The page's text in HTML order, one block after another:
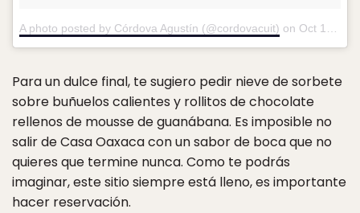
A photo posted by Córdova Agustín (@cordovacuit) on Oct 19, 2016 at 3:30pm PDT
Para un dulce final, te sugiero pedir nieve de sorbete
sobre buñuelos calientes y rollitos de chocolate
rellenos de mousse de guanábana. Es imposible no
salir de Casa Oaxaca con un sabor de boca que no
quieres que termine nunca. Como te podrás
imaginar, este sitio siempre está lleno, es importante
hacer reservación.